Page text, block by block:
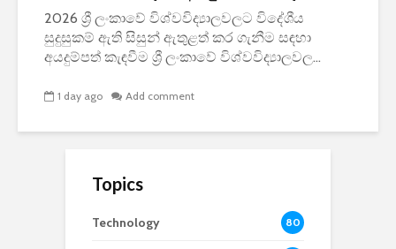
2026 ශ්‍රී ලංකාවේ විශ්වවිද්‍යාලවලට විදේශීය
සුදුසුකම් ඇති සිසුන් ඇතුළත් කර ගැනීම සඳහා
අයදුම්පත් කැඳවීම ශ්‍රී ලංකාවේ විශ්වවිද්‍යාලවල...
1 day ago Add comment
Topics
Technology 80